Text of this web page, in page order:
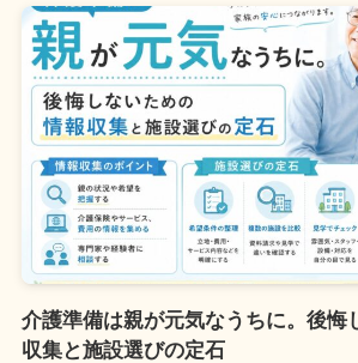
介護準備は親が元気なうちに。後悔
収集と施設選びの定石